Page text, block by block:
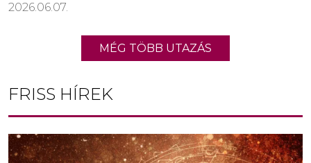
2026.06.07.
MÉG TÖBB UTAZÁS
FRISS HÍREK